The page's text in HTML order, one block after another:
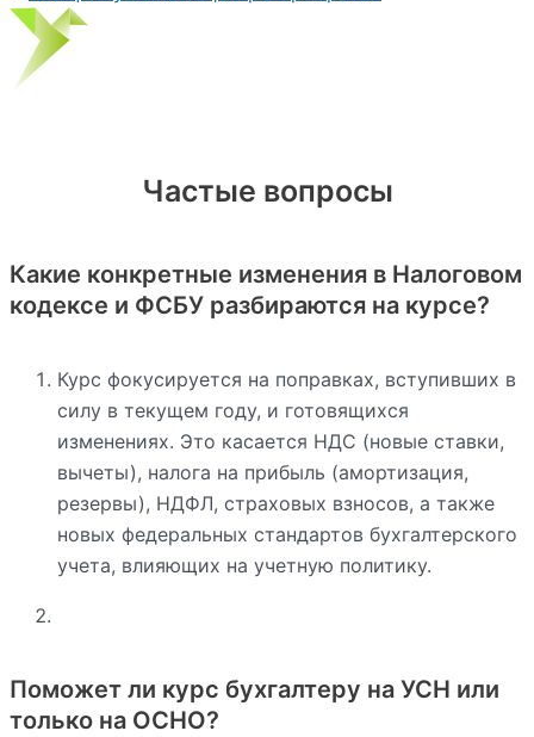
Частые вопросы
Какие конкретные изменения в Налоговом
кодексе и ФСБУ разбираются на курсе?
Курс фокусируется на поправках, вступивших в
силу в текущем году, и готовящихся
изменениях. Это касается НДС (новые ставки,
вычеты), налога на прибыль (амортизация,
резервы), НДФЛ, страховых взносов, а также
новых федеральных стандартов бухгалтерского
учета, влияющих на учетную политику.
Поможет ли курс бухгалтеру на УСН или
только на ОСНО?